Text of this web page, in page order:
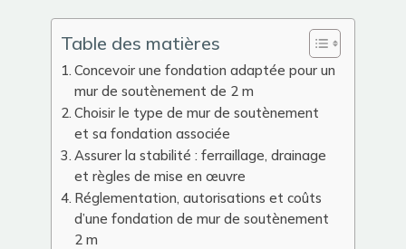
Table des matières
Concevoir une fondation adaptée pour un
mur de soutènement de 2 m
Choisir le type de mur de soutènement
et sa fondation associée
Assurer la stabilité : ferraillage, drainage
et règles de mise en œuvre
Réglementation, autorisations et coûts
d’une fondation de mur de soutènement
2 m